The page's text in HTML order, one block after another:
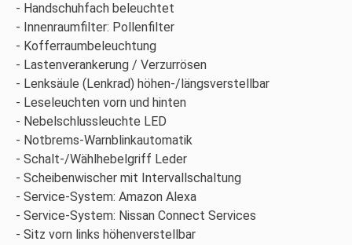
Handschuhfach beleuchtet
Innenraumfilter: Pollenfilter
Kofferraumbeleuchtung
Lastenverankerung / Verzurrösen
Lenksäule (Lenkrad) höhen-/längsverstellbar
Leseleuchten vorn und hinten
Nebelschlussleuchte LED
Notbrems-Warnblinkautomatik
Schalt-/Wählhebelgriff Leder
Scheibenwischer mit Intervallschaltung
Service-System: Amazon Alexa
Service-System: Nissan Connect Services
Sitz vorn links höhenverstellbar